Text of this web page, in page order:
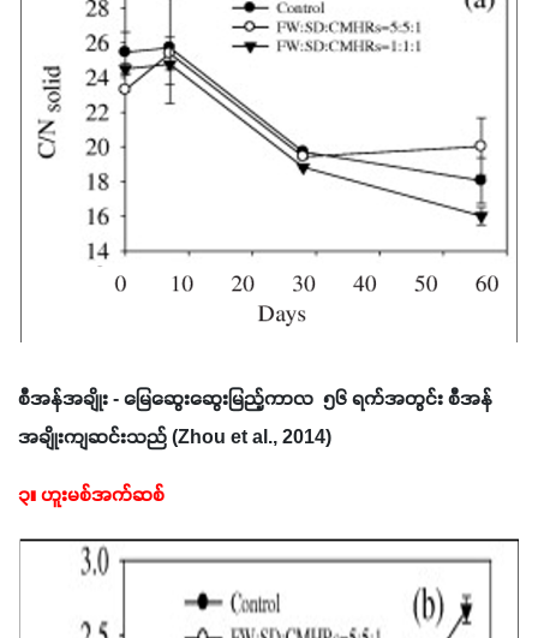
စီအန်အချိုး - မြေဆွေးဆွေးမြည့်ကာလ  ၅၆ ရက်အတွင်း စီအန်
အချိုးကျဆင်းသည် (Zhou et al., 2014)
၃။ ဟူးမစ်အက်ဆစ်